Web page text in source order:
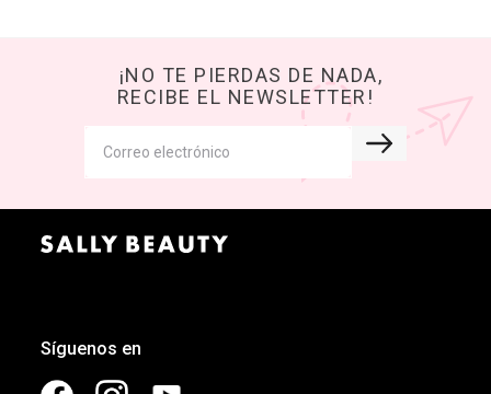
¡NO TE PIERDAS DE NADA,
RECIBE EL NEWSLETTER!
Síguenos en